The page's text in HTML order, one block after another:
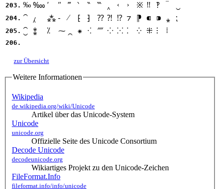
203. ‰ ‱ ′ ″ ‴ ‵ ‶ ‷ ‸ ‹ › ※ ‼ ‽
204. ⁀ ⁁ ⁂ ⁃ ⁄ ⁅ ⁆ ⁇ ⁈ ⁉ ⁊ ⁋ ⁌ ⁍ ⁎ ⁏
205. ⁐ ⁑ ⁒ ⁓ ⁕ ⁖ ⁗ ⁘ ⁙ ⁚ ⁛ ⁜ ⁝ ⁞
206.
zur Übersicht
Weitere Informationen
Wikipedia
de.wikipedia.org/wiki/Unicode
Artikel über das Unicode-System
Unicode
unicode.org
Offizielle Seite des Unicode Consortium
Decode Unicode
decodeunicode.org
Wikiartiges Projekt zu den Unicode-Zeichen
FileFormat.Info
fileformat.info/info/unicode